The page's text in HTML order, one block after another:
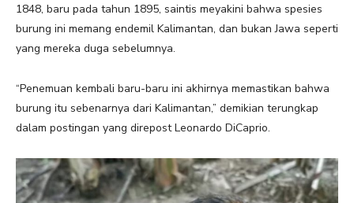
1848, baru pada tahun 1895, saintis meyakini bahwa spesies
burung ini memang endemil Kalimantan, dan bukan Jawa seperti
yang mereka duga sebelumnya.
“Penemuan kembali baru-baru ini akhirnya memastikan bahwa
burung itu sebenarnya dari Kalimantan,” demikian terungkap
dalam postingan yang direpost Leonardo DiCaprio.